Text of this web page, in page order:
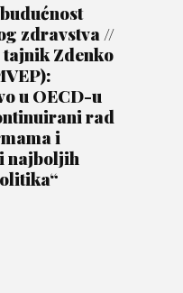
zdravstva //
Zdenko
u OECD-u
rad
i
najboljih